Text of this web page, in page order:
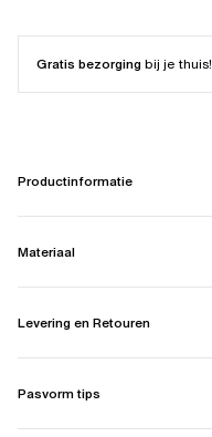
Gratis bezorgingbij je thuis!
Productinformatie
Materiaal
Levering en Retouren
Pasvorm tips